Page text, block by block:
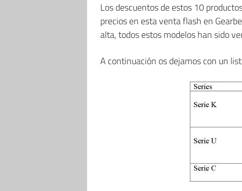
Los descuentos de estos 10
precios en esta venta flash en
alta, todos estos modelos han sido
A continuación os dejamos con un